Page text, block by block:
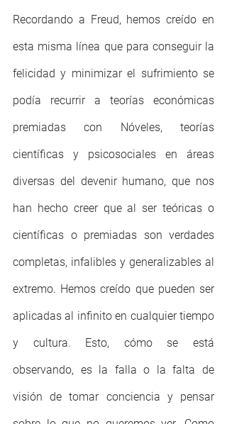
Recordando a Freud, hemos creído en
esta misma línea que para conseguir la
felicidad y minimizar el sufrimiento se
podía recurrir a teorías económicas
premiadas con Nóveles, teorías
científicas y psicosociales en áreas
diversas del devenir humano, que nos
han hecho creer que al ser teóricas o
científicas o premiadas son verdades
completas, infalibles y generalizables al
extremo. Hemos creído que pueden ser
aplicadas al infinito en cualquier tiempo
y cultura. Esto, cómo se está
observando, es la falla o la falta de
visión de tomar conciencia y pensar